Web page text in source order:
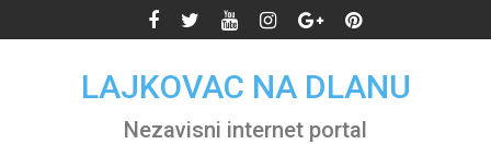
to
LAJKOVAC NA DLANU
Nezavisni internet portal